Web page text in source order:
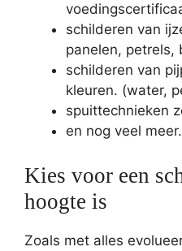
schilderen van
panelen,
schilderen van
kleuren. (water,
spuittechnieken
en nog veel
Kies voor een
hoogte is
Zoals met alles